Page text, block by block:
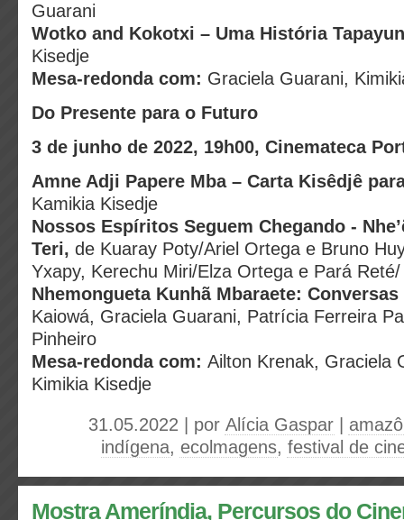
Guarani
Wotko and Kokotxi – Uma História
Kisedje
Mesa-redonda com: Graciela Guarani,
Do Presente para o Futuro
3 de junho de 2022, 19h00, Cinemateca
Amne Adji Papere Mba – Carta Kisêdjê
Kamikia Kisedje
Nossos Espíritos Seguem Chegando -
Teri, de Kuaray Poty/Ariel Ortega e Bruno
Yxapy, Kerechu Miri/Elza Ortega e Pará
Nhemongueta Kunhã Mbaraete: Conversas
Kaiowá, Graciela Guarani, Patrícia Ferreira
Pinheiro
Mesa-redonda com: Ailton Krenak, Graciela
Kimikia Kisedje
31.05.2022 | por Alícia Gaspar
indígena, ecolmagens, festival de
Mostra Ameríndia, Percursos do